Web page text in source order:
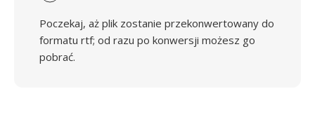
Poczekaj, aż plik zostanie przekonwertowany do
formatu rtf; od razu po konwersji możesz go
pobrać.